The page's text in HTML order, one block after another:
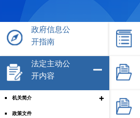
政府信息公
开指南
法定主动公
开内容
机关简介 +
政策文件